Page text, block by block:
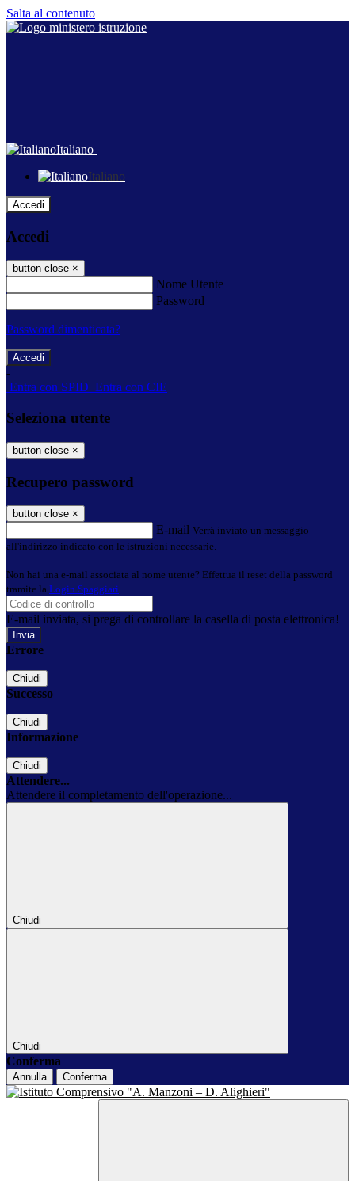
Salta al contenuto
Italiano
Italiano
Accedi
Accedi
button close ×
Nome Utente
Password
Password dimenticata?
-
Entra con SPID Entra con CIE
Seleziona utente
button close ×
Recupero password
button close ×
E-mail Verrà inviato un messaggio
all'indirizzo indicato con le istruzioni necessarie.
Non hai una e-mail associata al nome utente? Effettua il reset della password
tramite la Login Spaggiari
E-mail inviata, si prega di controllare la casella di posta elettronica!
Errore
Chiudi
Successo
Chiudi
Informazione
Chiudi
Attendere...
Attendere il completamento dell'operazione...
Chiudi
Chiudi
Conferma
Annulla Conferma